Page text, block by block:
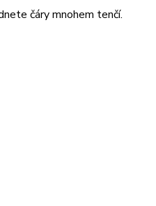
čáry mnohem tenčí.